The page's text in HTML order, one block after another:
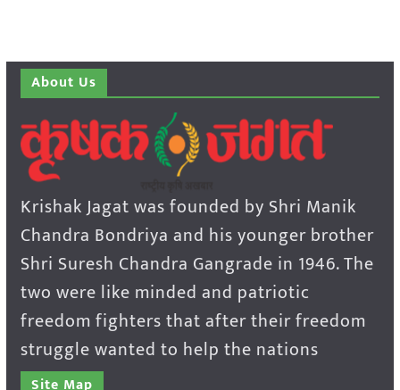
About Us
Krishak Jagat was founded by Shri Manik
Chandra Bondriya and his younger brother
Shri Suresh Chandra Gangrade in 1946. The
two were like minded and patriotic
freedom fighters that after their freedom
struggle wanted to help the nations
Site Map